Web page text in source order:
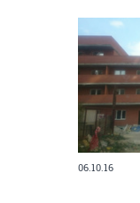
06.10.16